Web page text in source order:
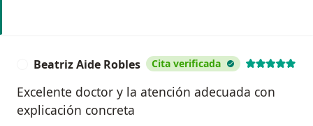
Beatriz Aide Robles Cita verificada
Excelente doctor y la atención adecuada con
explicación concreta